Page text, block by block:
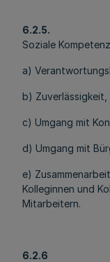
6.2.5.
Soziale Kompetenz
a)
b) Zuverlässigkeit,
c) Umgang mit
d) Umgang mit
e)
Kolleginnen und
Mitarbeitern.
6.2.6